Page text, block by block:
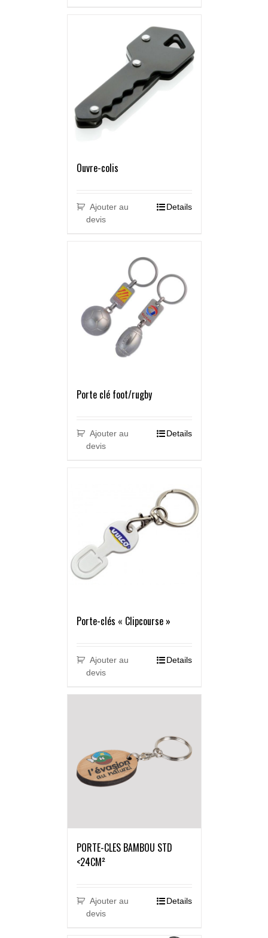
Ouvre-colis
Ajouter au
devis
Details
Porte clé foot/rugby
Ajouter au
devis
Details
Porte-clés « Clipcourse »
Ajouter au
devis
Details
PORTE-CLES BAMBOU STD
<24CM²
Ajouter au
devis
Details